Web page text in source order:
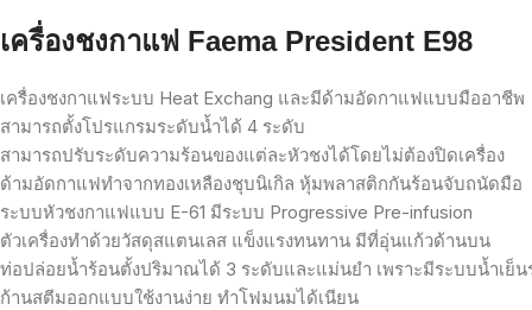
เครื่องชงกาแฟ Faema President E98
เครื่องชงกาแฟระบบ Heat Exchang และมีด้ามอัดกาแฟแบบมืออาชีพ
สามารถตั้งโปรแกรมระดับน้ำได้ 4 ระดับ
สามารถปรับระดับความร้อนของแต่ละหัวชงได้โดยไม่ต้องปิดเครื่อง
ด้ามอัดกาแฟทำจากทองเหลืองชุบนิเกิล หุ้มพลาสติกกันร้อนจับถนัดมือ
ระบบหัวชงกาแฟแบบ E-61 มีระบบ Progressive Pre-infusion
ตัวเครื่องทำด้วยวัสดุสแตนเลส แข็งแรงทนทาน มีที่อุ่นแก้วด้านบน
ท่อปล่อยน้ำร้อนตั้งปริมาณได้ 3 ระดับและแม่นยำ เพราะมีระบบน้ำเย็
ก้านสตีมออกแบบใช้งานง่าย ทำโฟมนมได้เนียน